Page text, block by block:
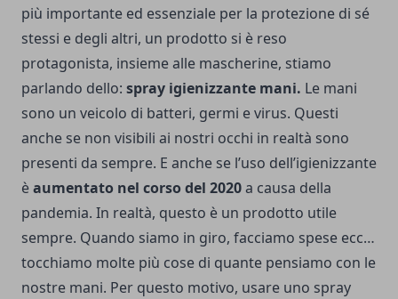
più importante ed essenziale per la protezione di sé
stessi e degli altri, un prodotto si è reso
protagonista, insieme alle mascherine, stiamo
parlando dello: spray igienizzante mani. Le mani
sono un veicolo di batteri, germi e virus. Questi
anche se non visibili ai nostri occhi in realtà sono
presenti da sempre. E anche se l’uso dell’igienizzante
èaumentato nel corso del 2020a causa della
pandemia. In realtà, questo è un prodotto utile
sempre. Quando siamo in giro, facciamo spese ecc…
tocchiamo molte più cose di quante pensiamo con le
nostre mani. Per questo motivo, usare uno spray